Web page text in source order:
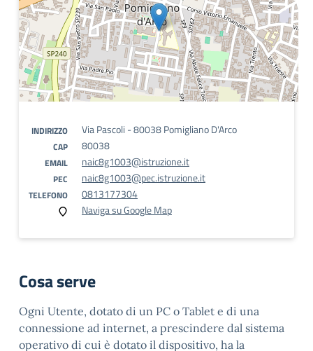
INDIRIZZO Via Pascoli - 80038 Pomigliano D'Arco
CAP 80038
EMAIL naic8g1003@istruzione.it
PEC naic8g1003@pec.istruzione.it
TELEFONO
0813177304
Naviga su Google Map
Cosa serve
Ogni Utente, dotato di un PC o Tablet e di una
connessione ad internet, a prescindere dal sistema
operativo di cui è dotato il dispositivo, ha la